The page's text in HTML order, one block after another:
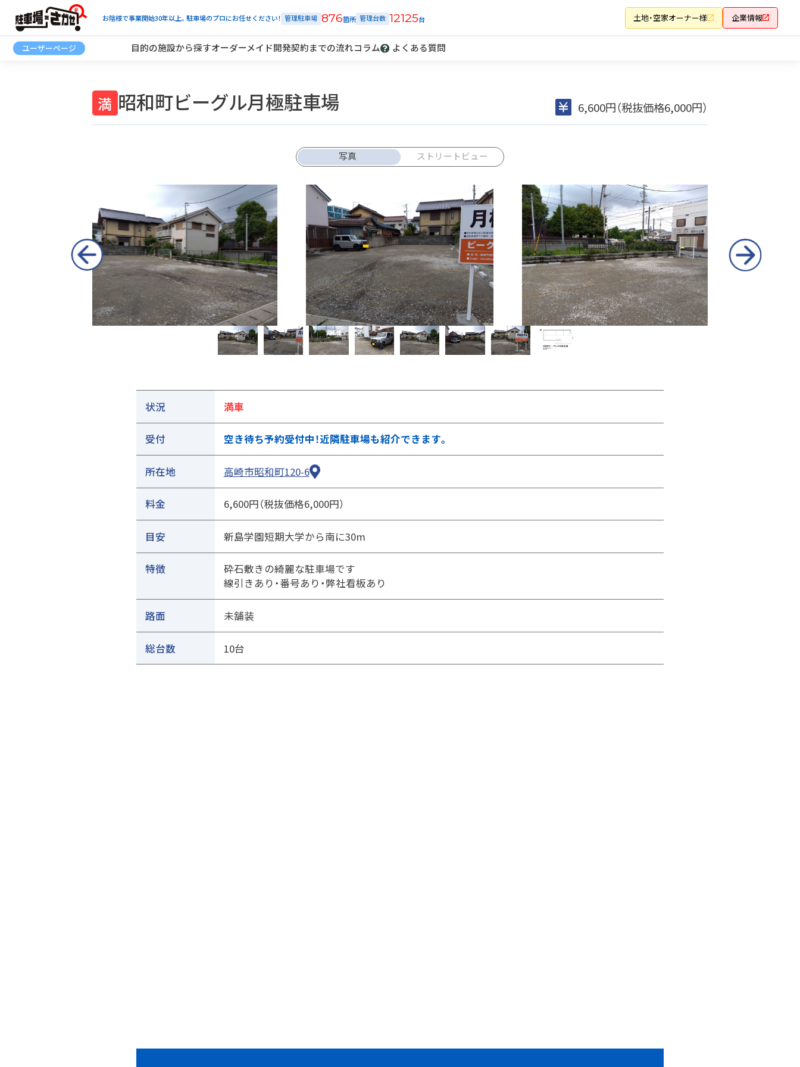
目的の施設から探すオーダーメイド開発契約までの流れコラム よくある質問
お陰様で事業開始30年以上。駐車場のプロにお任せください！ 管理駐車場 876 管理台数 12125 土地・空家オーナー様 企業情報
昭和町ビーグル月極駐車場 6,600円（税抜価格6,000円）
写真 ストリートビュー
状況 満車
受付 空き待ち予約受付中！近隣駐車場も紹介できます。
所在地 高崎市昭和町120-6
料金 6,600円（税抜価格6,000円）
目安 新島学園短期大学から南に30m
特徴
砕石敷きの綺麗な駐車場です
線引きあり・番号あり・弊社看板あり
路面 未舗装
総台数 10台
解約 車庫証明発行 トラブル報告
ご契約中の駐車場ページのボタン
①ご契約中の駐車場の詳細ページを開きます ②ページ中ほどの各種ボタンを押します ③専用フォームに必要事項を入力し、送信